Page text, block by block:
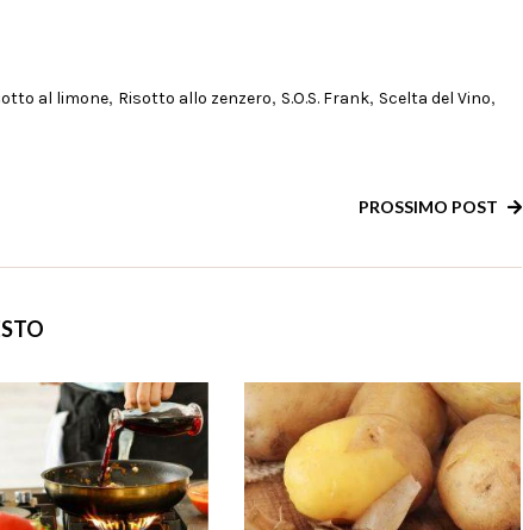
al limone, Risotto allo zenzero, S.O.S. Frank, Scelta del Vino,
PROSSIMO POST